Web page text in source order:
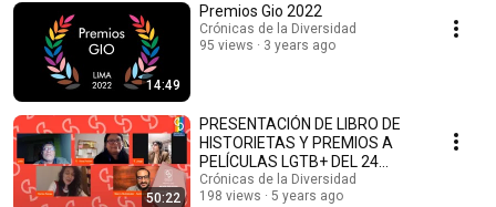
14:49
Premios Gio 2022
Crónicas de la Diversidad
95 views
3 years ago
50:22
PRESENTACIÓN DE LIBRO DE
HISTORIETAS Y PREMIOS A
PELÍCULAS LGTB+ DEL 24
FESTIVAL DE CINE DE LIMA
Crónicas de la Diversidad
198 views
5 years ago